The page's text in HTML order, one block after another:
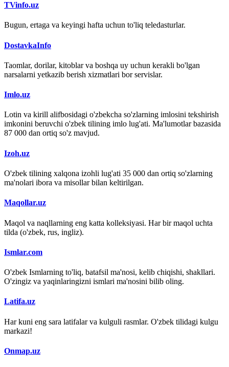
TVinfo.uz
Bugun, ertaga va keyingi hafta uchun to'liq teledasturlar.
DostavkaInfo
Taomlar, dorilar, kitoblar va boshqa uy uchun kerakli bo'lgan
narsalarni yetkazib berish xizmatlari bor servislar.
Imlo.uz
Lotin va kirill alifbosidagi o'zbekcha so'zlarning imlosini tekshirish
imkonini beruvchi o'zbek tilining imlo lug'ati. Ma'lumotlar bazasida
87 000 dan ortiq so'z mavjud.
Izoh.uz
O'zbek tilining xalqona izohli lug'ati 35 000 dan ortiq so'zlarning
ma'nolari ibora va misollar bilan keltirilgan.
Maqollar.uz
Maqol va naqllarning eng katta kolleksiyasi. Har bir maqol uchta
tilda (o'zbek, rus, ingliz).
Ismlar.com
O'zbek Ismlarning to'liq, batafsil ma'nosi, kelib chiqishi, shakllari.
O'zingiz va yaqinlaringizni ismlari ma'nosini bilib oling.
Latifa.uz
Har kuni eng sara latifalar va kulguli rasmlar. O'zbek tilidagi kulgu
markazi!
Onmap.uz